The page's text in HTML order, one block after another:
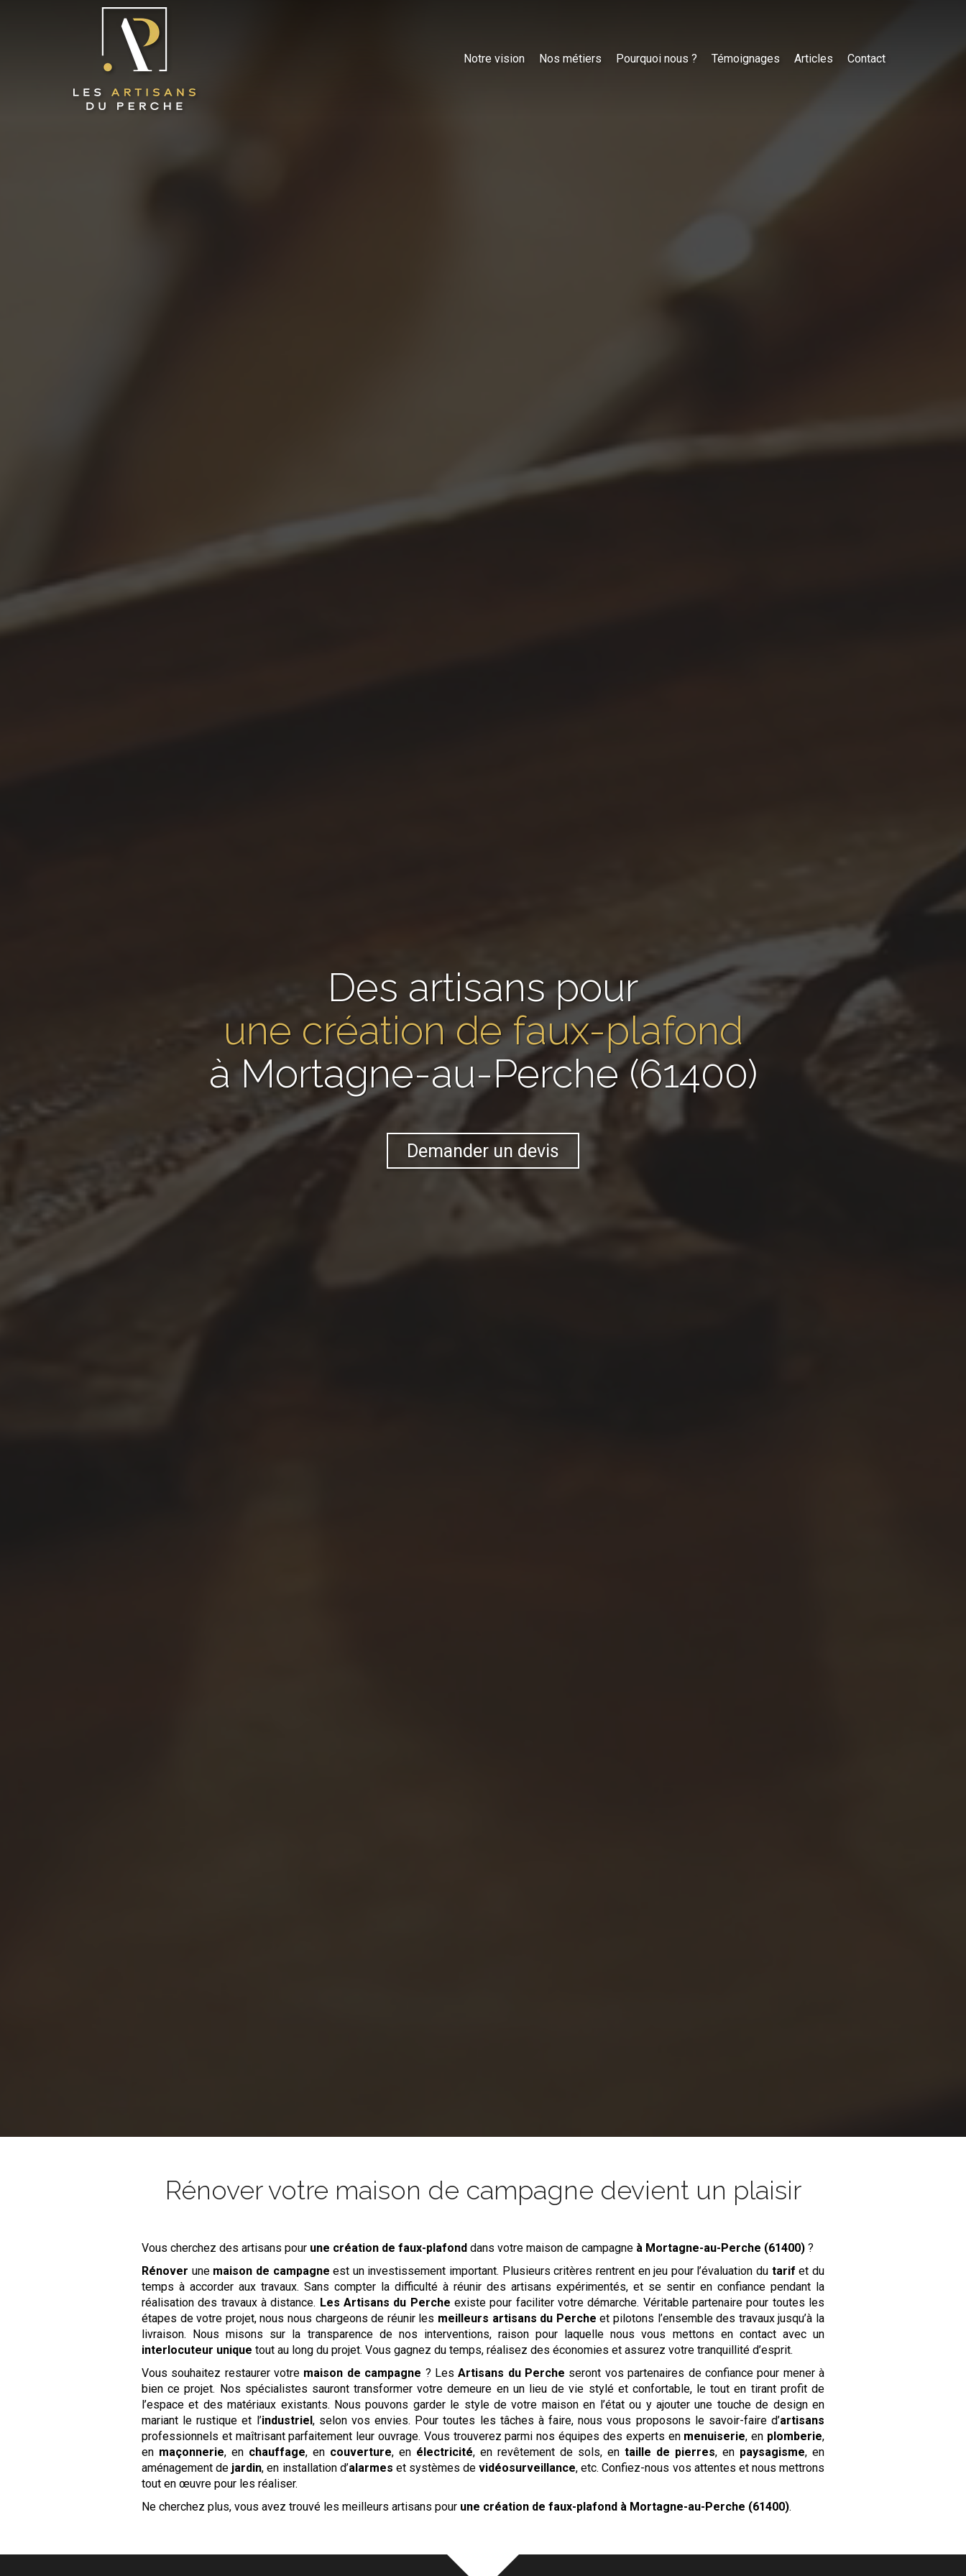
Notre vision Nos métiers Pourquoi nous ? Témoignages Articles Contact
Des artisans pour
une création de faux-plafond
à Mortagne-au-Perche (61400)
Demander un devis
Rénover votre maison de campagne devient un plaisir
Vous cherchez des artisans pour une création de faux-plafond dans votre maison de campagne à Mortagne-au-Perche (61400) ?
Rénover une maison de campagne est un investissement important. Plusieurs critères rentrent en jeu pour l’évaluation du tarif et du
temps à accorder aux travaux. Sans compter la difficulté à réunir des artisans expérimentés, et se sentir en confiance pendant la
réalisation des travaux à distance. Les Artisans du Perche existe pour faciliter votre démarche. Véritable partenaire pour toutes les
étapes de votre projet, nous nous chargeons de réunir les meilleurs artisans du Percheet pilotons l’ensemble des travaux jusqu’à la
livraison. Nous misons sur la transparence de nos interventions, raison pour laquelle nous vous mettons en contact avec un
interlocuteur unique tout au long du projet. Vous gagnez du temps, réalisez des économies et assurez votre tranquillité d’esprit.
Vous souhaitez restaurer votre maison de campagne ? LesArtisans du Perche seront vos partenaires de confiance pour mener à
bien ce projet. Nos spécialistes sauront transformer votre demeure en un lieu de vie stylé et confortable, le tout en tirant profit de
l’espace et des matériaux existants. Nous pouvons garder le style de votre maison en l’état ou y ajouter une touche de design en
mariant le rustique et l’industriel, selon vos envies. Pour toutes les tâches à faire, nous vous proposons le savoir-faire d’artisans
professionnels et maîtrisant parfaitement leur ouvrage. Vous trouverez parmi nos équipes des experts en menuiserie, en plomberie,
en maçonnerie, en chauffage, en couverture, en électricité, en revêtement de sols, en taille de pierres, en paysagisme, en
aménagement de jardin, en installation d’alarmes et systèmes devidéosurveillance, etc. Confiez-nous vos attentes et nous mettrons
tout en œuvre pour les réaliser.
Ne cherchez plus, vous avez trouvé les meilleurs artisans pour une création de faux-plafond à Mortagne-au-Perche (61400).